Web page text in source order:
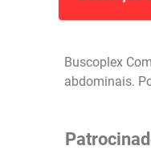
Buscoplex
abdominais.